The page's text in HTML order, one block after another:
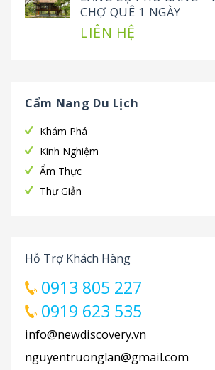
CHỢ QUÊ 1 NGÀY
LIÊN HỆ
Cẩm Nang Du Lịch
Khám Phá
Kinh Nghiệm
Ẩm Thực
Thư Giản
Hỗ Trợ Khách Hàng
0913 805 227
0919 623 535
info@newdiscovery.vn
nguyentruonglan@gmail.com